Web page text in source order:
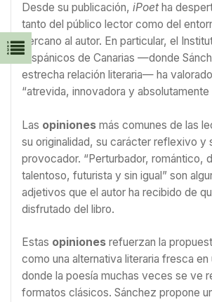
Desde su publicación, iPoetha
tanto del público lector como del
cercano al autor. En particular, el
Hispánicos de Canarias —donde
estrecha relación literaria— ha
“atrevida, innovadora y absolutamente
Las opiniones más comunes de las
su originalidad, su carácter reflexivo y
provocador. “Perturbador, romántico,
talentoso, futurista y sin igual” son
adjetivos que el autor ha recibido de
disfrutado del libro.
Estas opiniones refuerzan la
como una alternativa literaria fresca en
donde la poesía muchas veces se ve
formatos clásicos. Sánchez propone